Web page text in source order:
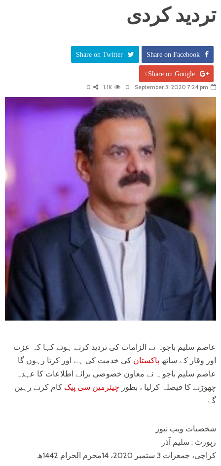
تردید کردی
Share on Facebook
Share on Twitter
Share on Google+
September 3, 2020 7:24 pm
0
1.1K
0
عاصم سلیم باجوہ نے الزامات کی تردید کرتے ہوئے کہا کہ عزت
اور وقار کے ساتھ پاکستان کی خدمت کی ہے اور کرتا رہوں گا
عاصم سلیم باجو ہ نے معاون خصوصی برائے اطلاعات کا عہدہ
چھوڑنے کا فیصلہ کرلیا ، بطور چیئرمین سی پیک کام کرتے رہیں
گے
شخصیات ویب نیوز
رپورٹ : سلیم آذر
کراچی، جمعرات 3 ستمبر 2020، 14محرم الحرام 1442ھ